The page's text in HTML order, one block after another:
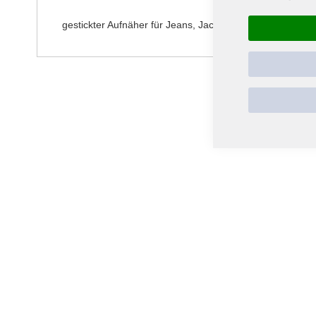
gestickter Aufnäher für Jeans, Jacken oder anderen